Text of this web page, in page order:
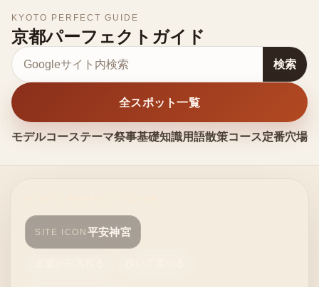
KYOTO PERFECT GUIDE
京都パーフェクトガイド
モデルコーステーマ祭事基礎知識用語散策コース定番穴場
サイト内検索
検索
全スポット一覧
SITE ICON 平安神宮